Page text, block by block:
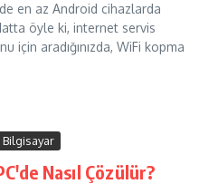
en az Android cihazlarda
öyle ki, internet servis
için aradığınızda, WiFi kopma
Nasıl Çözülür?